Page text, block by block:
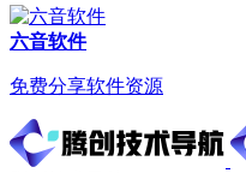
六音软件
免费分享软件资源